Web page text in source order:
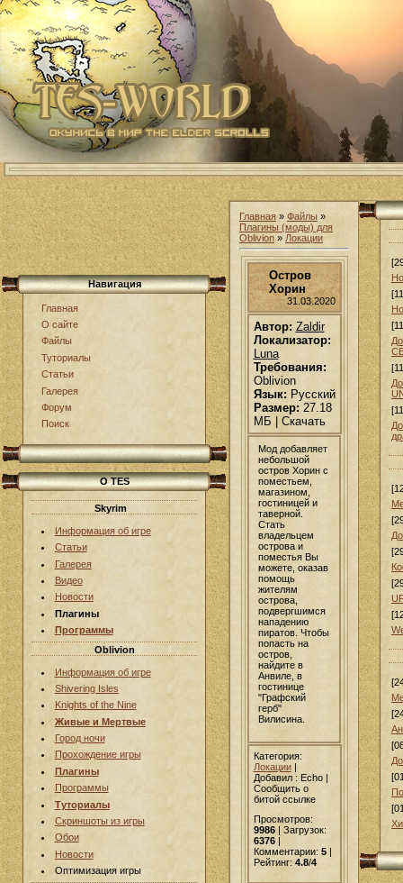
Навигация
Главная
О сайте
Файлы
Туториалы
Статьи
Галерея
Форум
Поиск
О TES
Skyrim
Информация об игре
Статьи
Галерея
Видео
Новости
Плагины
Программы
Oblivion
Информация об игре
Shivering Isles
Knights of the Nine
Живые и Мертвые
Город ночи
Прохождение игры
Плагины
Программы
Туториалы
Скриншоты из игры
Обои
Новости
Оптимизация игры
Главная » Файлы »
Плагины (моды) для
Oblivion » Локации
Остров
Хорин
31.03.2020
Автор: Zaldir
Локализатор:
Luna
Требования:
Oblivion
Язык: Русский
Размер: 27.18
МБ | Скачать
Мод добавляет
небольшой
остров Хорин с
поместьем,
магазином,
гостиницей и
таверной.
Стать
владельцем
острова и
поместья Вы
можете, оказав
помощь
жителям
острова,
подвергшимся
нападению
пиратов. Чтобы
попасть на
остров,
найдите в
Анвиле, в
гостинице
"Графский
герб"
Вилисина.
Категория:
Локации|
Добавил : Echo |
Сообщить о
битой ссылке
Просмотров:
9986| Загрузок:
6376|
Комментарии: 5|
Рейтинг: 4.8/4